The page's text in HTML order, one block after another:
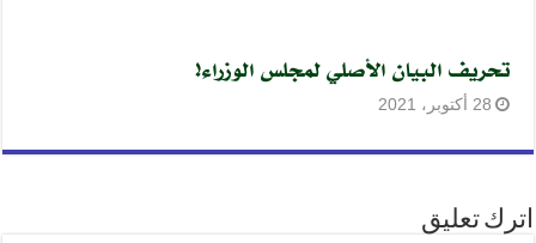
تحريف البيان الأصلي لمجلس الوزراء!
28 أكتوبر، 2021
اترك تعليق